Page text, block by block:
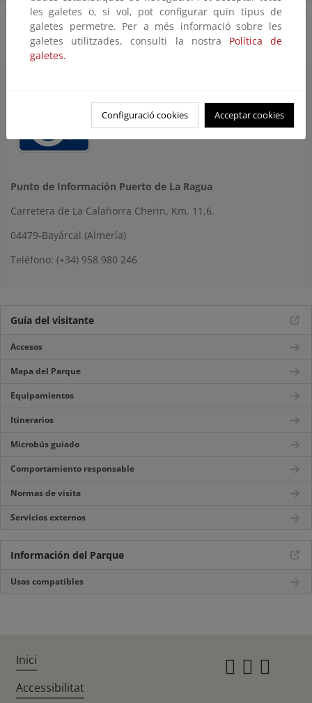
Punto de Información Puerto de La Ragua
Punto de Información Puerto de La Ragua
Carretera de La Calahorra Cherin, Km. 11,6.
04479-Bayárcal (Almería)
Teléfono: (+34) 958 980 246
Guía del visitante
Accesos
Mapa del Parque
Equipamientos
Itinerarios
Microbús guiado
Comportamiento responsable
Normas de visita
Servicios externos
Información del Parque
Usos compatibles
les galetes o, si vol, pot configurar quin tipus de
galetes permetre. Per a més informació sobre les
galetes utilitzades, consulti la nostra Política de
galetes.
Configuració cookies Acceptar cookies
Inici
Accessibilitat